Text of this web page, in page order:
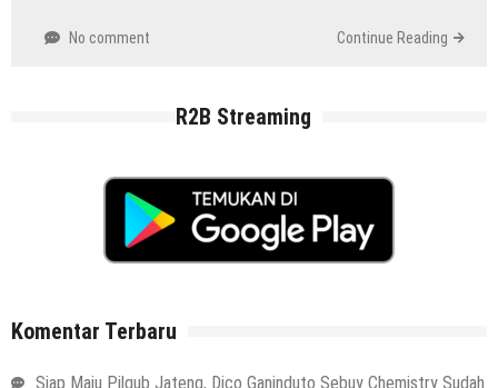
No comment Continue Reading
R2B Streaming
Komentar Terbaru
Siap Maju Pilgub Jateng, Dico Ganinduto Sebuy Chemistry Sudah